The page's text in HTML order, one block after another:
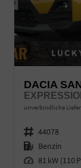
DACIA
unverbindliche
Fahrzeugnr. 44078
Kraftstoff Benzin
Leistung 81 kW (110